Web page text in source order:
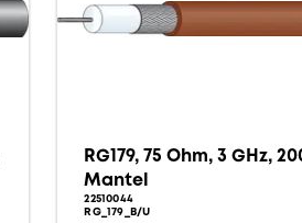
RG179, 75 Ohm, 3 GHz,
Mantel
22510044
RG_179_B/U